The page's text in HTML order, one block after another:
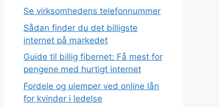
Se virksomhedens telefonnummer
Sådan finder du det billigste
internet på markedet
Guide til billig fibernet: Få mest for
pengene med hurtigt internet
Fordele og ulemper ved online lån
for kvinder i ledelse